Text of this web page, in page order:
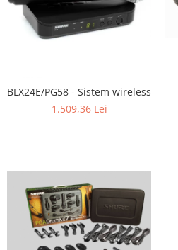
BLX24E/PG58 - Sistem wireless
1.509,36 Lei